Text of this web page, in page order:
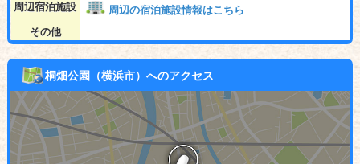
周辺宿泊施設
周辺の宿泊施設情報はこちら
その他
桐畑公園（横浜市）へのアクセス